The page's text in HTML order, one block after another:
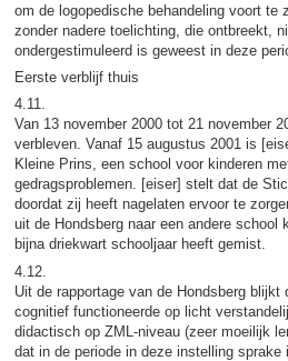
om de logopedische behandeling voort te
zonder nadere toelichting, die ontbreekt,
ondergestimuleerd is geweest in deze
Eerste verblijf thuis
4.11.
Van 13 november 2000 tot 21 november
verbleven. Vanaf 15 augustus 2001 is
Kleine Prins, een school voor kinderen
gedragsproblemen. [eiser] stelt dat de
doordat zij heeft nagelaten ervoor te
uit de Hondsberg naar een andere school
bijna driekwart schooljaar heeft gemist.
4.12.
Uit de rapportage van de Hondsberg
cognitief functioneerde op licht
didactisch op ZML-niveau (zeer moeilijk
dat in de periode in deze instelling